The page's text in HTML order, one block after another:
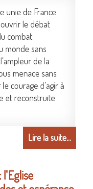
unie de France
le débat
combat
monde sans
de la
menace sans
courage d’agir à
et reconstruite
Lire la suite...